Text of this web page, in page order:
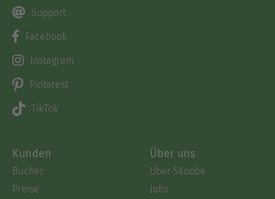
Support
Facebook
Instagram
Pinterest
TikTok
Kunden
Bücher
Preise
Über uns
Über Skoobe
Jobs